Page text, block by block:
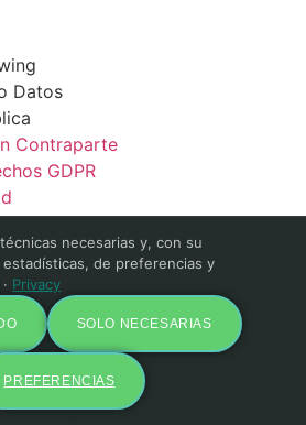
Datos
Contraparte
GDPR
Datos
Contraparte
necesarias y, con su
de preferencias y
· Privacy
SOLO NECESARIAS
PREFERENCIAS